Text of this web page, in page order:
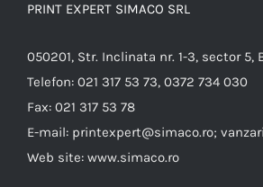
PRINT EXPERT SIMACO SRL
050201, Str. Inclinata nr. 1-3, sector 5,
Telefon: 021 317 53 73, 0372 734 030
Fax: 021 317 53 78
E-mail: printexpert@simaco.ro;
Web site: www.simaco.ro